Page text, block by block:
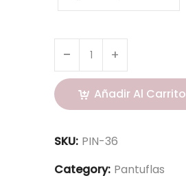
Añadir Al Carrito
SKU: PIN-36
Category: Pantuflas